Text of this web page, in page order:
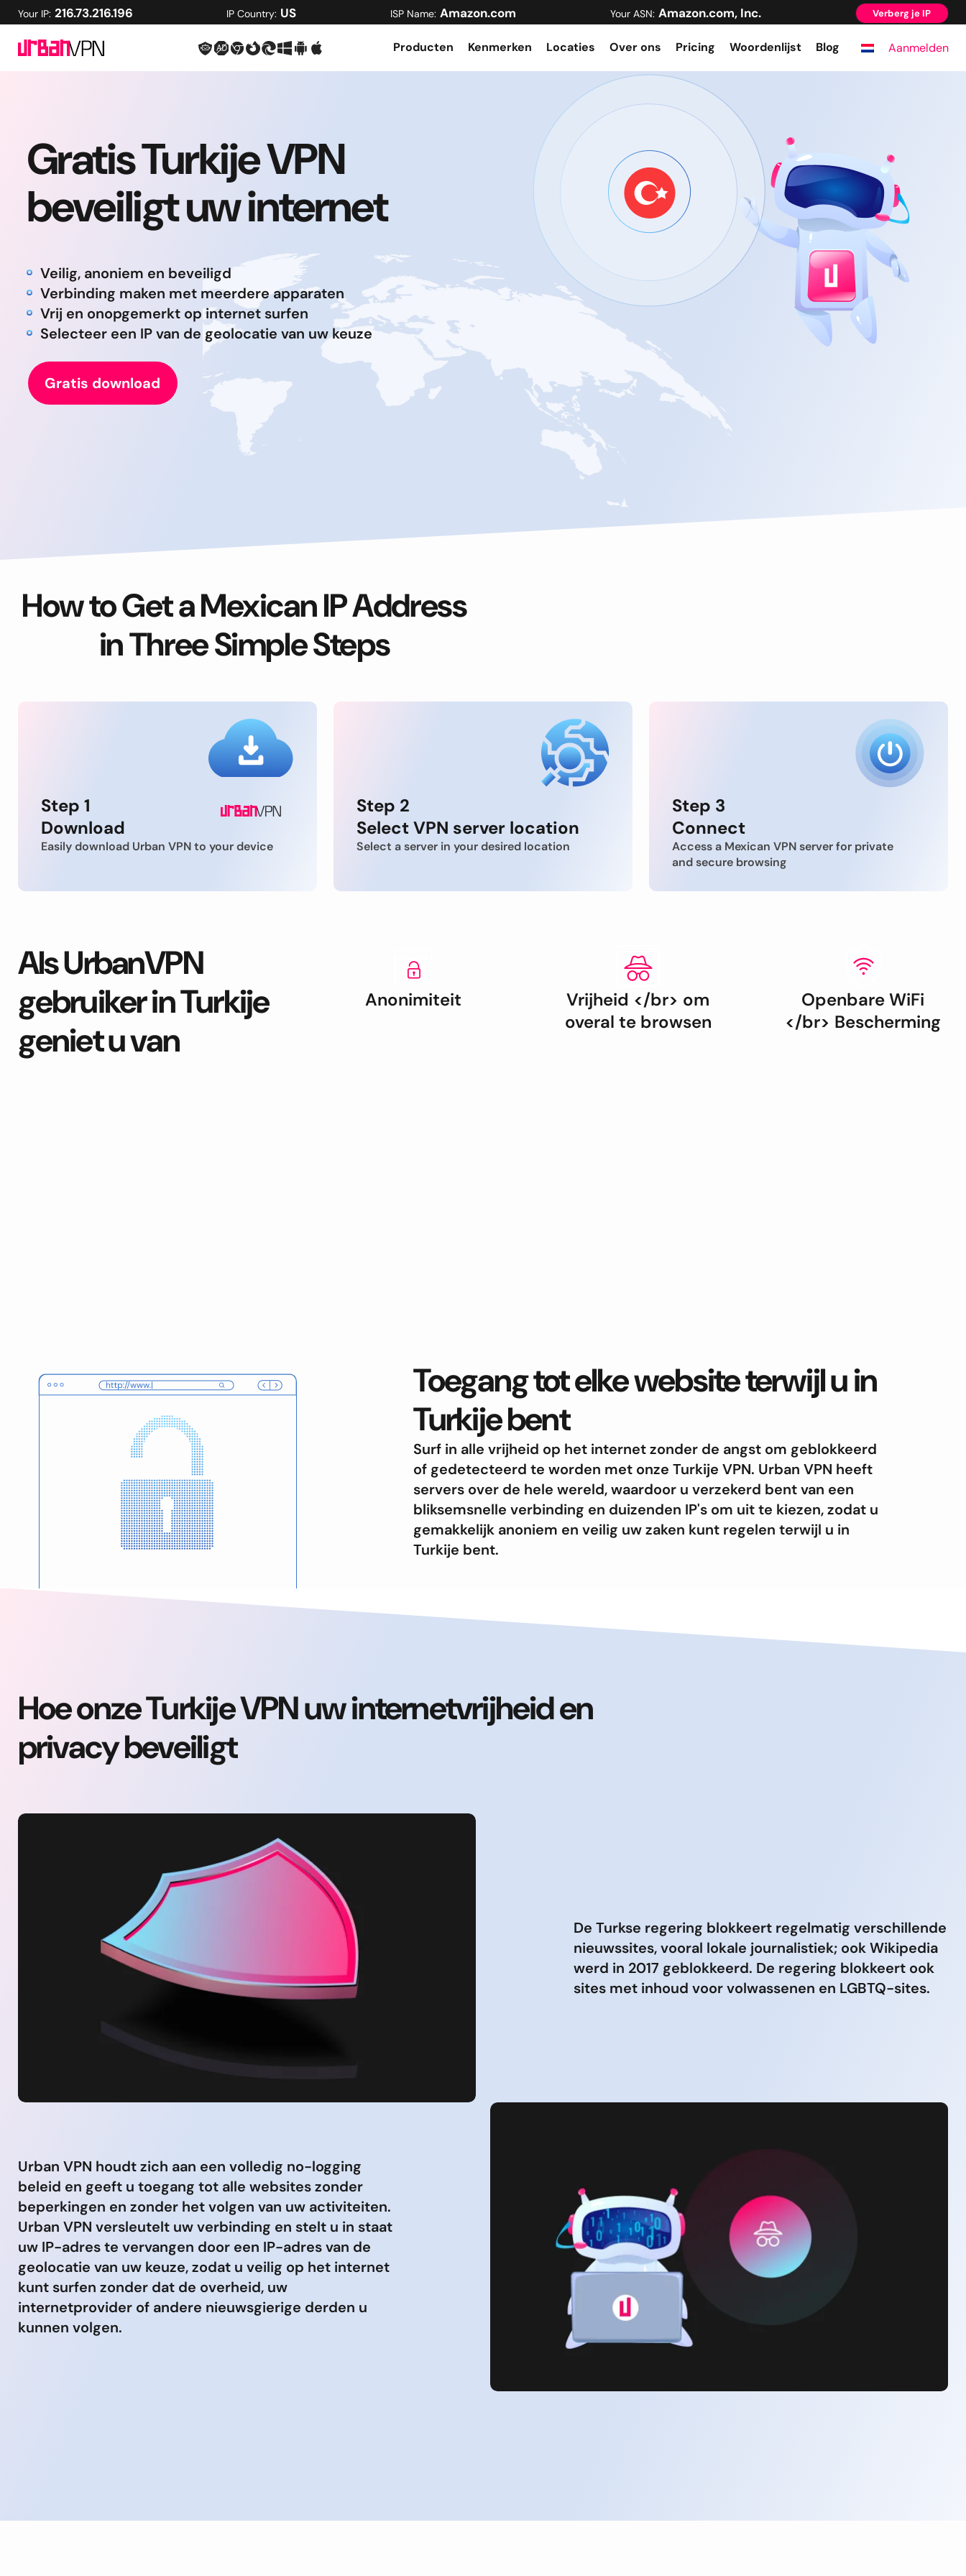
Your IP: 216.73.216.196 IP Country: US ISP Name: Amazon.com Your ASN: Amazon.com, Inc. Verberg je IP
Producten Kenmerken Locaties Over ons Pricing Woordenlijst Blog Aanmelden
Gratis Turkije VPN
beveiligt uw internet
Veilig, anoniem en beveiligd
Verbinding maken met meerdere apparaten
Vrij en onopgemerkt op internet surfen
Selecteer een IP van de geolocatie van uw keuze
Gratis download
How to Get a Mexican IP Address
in Three Simple Steps
Step 1
Download
Easily download Urban VPN to your device
Step 2
Select VPN server location
Select a server in your desired location
Step 3
Connect
Access a Mexican VPN server for private
and secure browsing
Als UrbanVPN
gebruiker in Turkije
geniet u van
Anonimiteit
Vrijheid </br> om
overal te browsen
Openbare WiFi
</br> Bescherming
Toegang tot elke website terwijl u in
Turkije bent
Surf in alle vrijheid op het internet zonder de angst om geblokkeerd
of gedetecteerd te worden met onze Turkije VPN. Urban VPN heeft
servers over de hele wereld, waardoor u verzekerd bent van een
bliksemsnelle verbinding en duizenden IP's om uit te kiezen, zodat u
gemakkelijk anoniem en veilig uw zaken kunt regelen terwijl u in
Turkije bent.
Hoe onze Turkije VPN uw internetvrijheid en
privacy beveiligt
De Turkse regering blokkeert regelmatig verschillende
nieuwssites, vooral lokale journalistiek; ook Wikipedia
werd in 2017 geblokkeerd. De regering blokkeert ook
sites met inhoud voor volwassenen en LGBTQ-sites.
Urban VPN houdt zich aan een volledig no-logging
beleid en geeft u toegang tot alle websites zonder
beperkingen en zonder het volgen van uw activiteiten.
Urban VPN versleutelt uw verbinding en stelt u in staat
uw IP-adres te vervangen door een IP-adres van de
geolocatie van uw keuze, zodat u veilig op het internet
kunt surfen zonder dat de overheid, uw
internetprovider of andere nieuwsgierige derden u
kunnen volgen.